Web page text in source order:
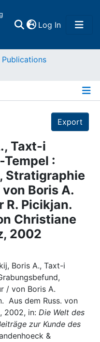
Log In(current)
Publications
Export
Taxt-i
:
Stratigraphie
Boris A.
R. Picikjan.
Christiane
2002
Boris A., Taxt-i
/ von Boris A.
Aus dem Russ. von
2002, in: Die Welt des
zur Kunde des
&